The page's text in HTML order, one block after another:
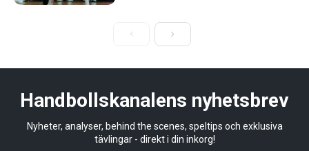
Handbollskanalens nyhetsbrev
Nyheter, analyser, behind the scenes, speltips och exklusiva
tävlingar - direkt i din inkorg!